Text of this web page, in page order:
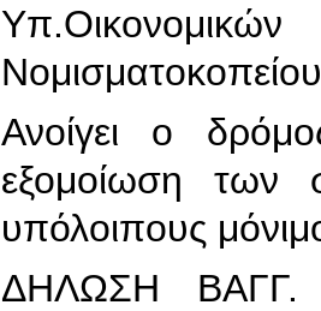
Νομισματοκοπείου
Ανοίγει ο
εξομοίωση των
υπόλοιπους
ΔΗΛΩΣΗ